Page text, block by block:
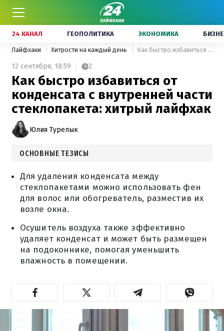
24 КАНАЛ ГЕОПОЛИТИКА ЭКОНОМИКА
Лайфхаки Хитрости на каждый день Как быстро избавиться от конденсата с внутренней части стеклопакета: хитрый лайфхак
12 сентября, 18:59 2
Как быстро избавиться от
конденсата с внутренней части
стеклопакета: хитрый лайфхак
Юлия Турелык
ОСНОВНЫЕ ТЕЗИСЫ
Для удаления конденсата между
стеклопакетами можно использовать фен
для волос или обогреватель, разместив их
возле окна.
Осушитель воздуха также эффективно
удаляет конденсат и может быть размещен
на подоконнике, помогая уменьшить
влажность в помещении.